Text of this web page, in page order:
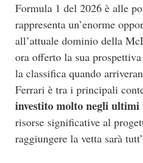
Formula 1 del 2026 è alle
rappresenta un’enorme
all’attuale dominio della
ora offerto la sua
la classifica quando
Ferrari è tra i principali
investito molto negli ultimi
risorse significative al
raggiungere la vetta sarà